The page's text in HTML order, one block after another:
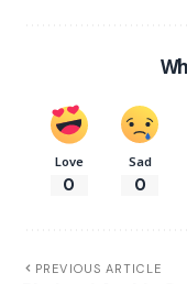
Love
0
Sad
0
PREVIOUS ARTICLE